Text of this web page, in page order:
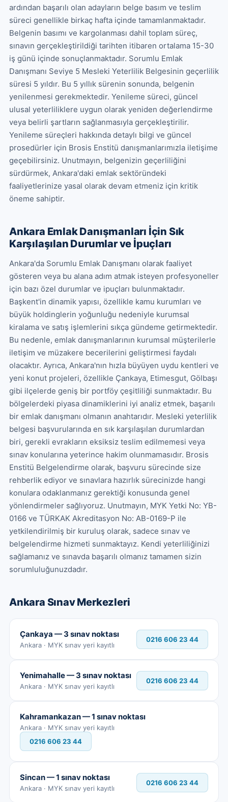
ardından başarılı olan adayların belge basım ve teslim
süreci genellikle birkaç hafta içinde tamamlanmaktadır.
Belgenin basımı ve kargolanması dahil toplam süreç,
sınavın gerçekleştirildiği tarihten itibaren ortalama 15-30
iş günü içinde sonuçlanmaktadır. Sorumlu Emlak
Danışmanı Seviye 5 Mesleki Yeterlilik Belgesinin geçerlilik
süresi 5 yıldır. Bu 5 yıllık sürenin sonunda, belgenin
yenilenmesi gerekmektedir. Yenileme süreci, güncel
ulusal yeterliliklere uygun olarak yeniden değerlendirme
veya belirli şartların sağlanmasıyla gerçekleştirilir.
Yenileme süreçleri hakkında detaylı bilgi ve güncel
prosedürler için Brosis Enstitü danışmanlarımızla iletişime
geçebilirsiniz. Unutmayın, belgenizin geçerliliğini
sürdürmek, Ankara'daki emlak sektöründeki
faaliyetlerinize yasal olarak devam etmeniz için kritik
öneme sahiptir.
Ankara Emlak Danışmanları İçin Sık
Karşılaşılan Durumlar ve İpuçları
Ankara'da Sorumlu Emlak Danışmanı olarak faaliyet
gösteren veya bu alana adım atmak isteyen profesyoneller
için bazı özel durumlar ve ipuçları bulunmaktadır.
Başkent'in dinamik yapısı, özellikle kamu kurumları ve
büyük holdinglerin yoğunluğu nedeniyle kurumsal
kiralama ve satış işlemlerini sıkça gündeme getirmektedir.
Bu nedenle, emlak danışmanlarının kurumsal müşterilerle
iletişim ve müzakere becerilerini geliştirmesi faydalı
olacaktır. Ayrıca, Ankara'nın hızla büyüyen uydu kentleri ve
yeni konut projeleri, özellikle Çankaya, Etimesgut, Gölbaşı
gibi ilçelerde geniş bir portföy çeşitliliği sunmaktadır. Bu
bölgelerdeki piyasa dinamiklerini iyi analiz etmek, başarılı
bir emlak danışmanı olmanın anahtarıdır. Mesleki yeterlilik
belgesi başvurularında en sık karşılaşılan durumlardan
biri, gerekli evrakların eksiksiz teslim edilmemesi veya
sınav konularına yeterince hakim olunmamasıdır. Brosis
Enstitü Belgelendirme olarak, başvuru sürecinde size
rehberlik ediyor ve sınavlara hazırlık sürecinizde hangi
konulara odaklanmanız gerektiği konusunda genel
yönlendirmeler sağlıyoruz. Unutmayın, MYK Yetki No: YB-
0166 ve TÜRKAK Akreditasyon No: AB-0169-P ile
yetkilendirilmiş bir kuruluş olarak, sadece sınav ve
belgelendirme hizmeti sunmaktayız. Kendi yeterliliğinizi
sağlamanız ve sınavda başarılı olmanız tamamen sizin
sorumluluğunuzdadır.
Ankara Sınav Merkezleri
Çankaya — 3 sınav noktası
Ankara · MYK sınav yeri kayıtlı
0216 606 23 44
Yenimahalle — 3 sınav noktası
Ankara · MYK sınav yeri kayıtlı
0216 606 23 44
Kahramankazan — 1 sınav noktası
Ankara · MYK sınav yeri kayıtlı
0216 606 23 44
Sincan — 1 sınav noktası
Ankara · MYK sınav yeri kayıtlı
0216 606 23 44